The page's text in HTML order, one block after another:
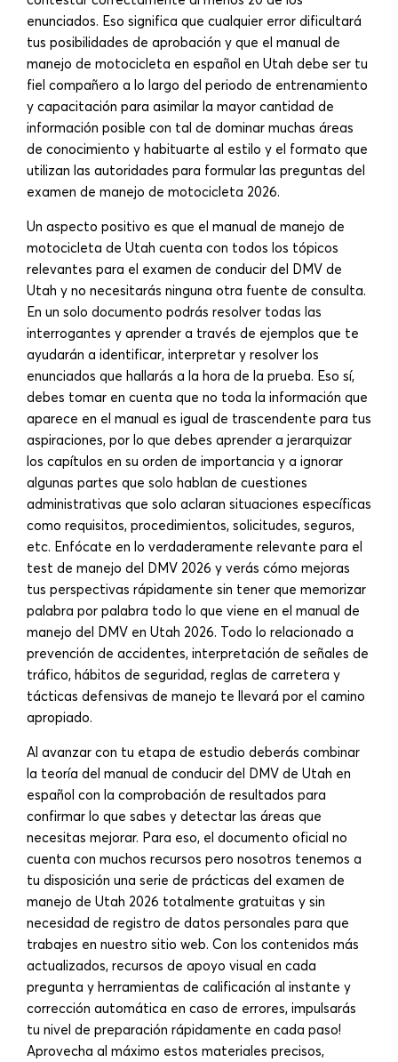
enunciados. Eso significa que cualquier error dificultará
tus posibilidades de aprobación y que el manual de
manejo de motocicleta en español en Utah debe ser tu
fiel compañero a lo largo del periodo de entrenamiento
y capacitación para asimilar la mayor cantidad de
información posible con tal de dominar muchas áreas
de conocimiento y habituarte al estilo y el formato que
utilizan las autoridades para formular las preguntas del
examen de manejo de motocicleta 2026.
Un aspecto positivo es que el manual de manejo de
motocicleta de Utah cuenta con todos los tópicos
relevantes para el examen de conducir del DMV de
Utah y no necesitarás ninguna otra fuente de consulta.
En un solo documento podrás resolver todas las
interrogantes y aprender a través de ejemplos que te
ayudarán a identificar, interpretar y resolver los
enunciados que hallarás a la hora de la prueba. Eso sí,
debes tomar en cuenta que no toda la información que
aparece en el manual es igual de trascendente para tus
aspiraciones, por lo que debes aprender a jerarquizar
los capítulos en su orden de importancia y a ignorar
algunas partes que solo hablan de cuestiones
administrativas que solo aclaran situaciones específicas
como requisitos, procedimientos, solicitudes, seguros,
etc. Enfócate en lo verdaderamente relevante para el
test de manejo del DMV 2026 y verás cómo mejoras
tus perspectivas rápidamente sin tener que memorizar
palabra por palabra todo lo que viene en el manual de
manejo del DMV en Utah 2026. Todo lo relacionado a
prevención de accidentes, interpretación de señales de
tráfico, hábitos de seguridad, reglas de carretera y
tácticas defensivas de manejo te llevará por el camino
apropiado.
Al avanzar con tu etapa de estudio deberás combinar
la teoría del manual de conducir del DMV de Utah en
español con la comprobación de resultados para
confirmar lo que sabes y detectar las áreas que
necesitas mejorar. Para eso, el documento oficial no
cuenta con muchos recursos pero nosotros tenemos a
tu disposición una serie de prácticas del examen de
manejo de Utah 2026 totalmente gratuitas y sin
necesidad de registro de datos personales para que
trabajes en nuestro sitio web. Con los contenidos más
actualizados, recursos de apoyo visual en cada
pregunta y herramientas de calificación al instante y
corrección automática en caso de errores, impulsarás
tu nivel de preparación rápidamente en cada paso!
Aprovecha al máximo estos materiales precisos,